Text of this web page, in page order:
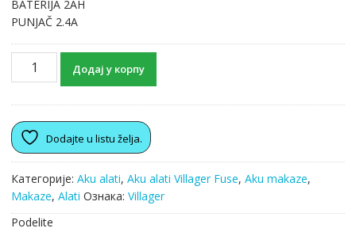
BATERIJA 2AH
PUNJAČ 2.4A
Додај у корпу
Dodajte u listu želja.
Категорије: Aku alati, Aku alati Villager Fuse, Aku makaze,
Makaze, Alati Ознака: Villager
Podelite